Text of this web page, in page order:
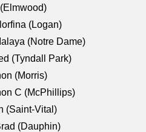
(Logan)
(Notre Dame)
(Tyndall Park)
(Morris)
C (McPhillips)
(Saint-Vital)
(Dauphin)